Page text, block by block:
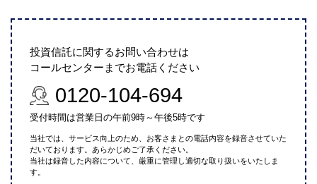
投資信託に関するお問い合わせは
コールセンターまでお電話ください
0120-104-694
受付時間は営業日の午前9時～午後5時です
当社では、サービス向上のため、お客さまとの電話内容を録音させていた
だいております。あらかじめご了承ください。
当社は録音した内容について、厳重に管理し適切な取り扱いをいたしま
す。